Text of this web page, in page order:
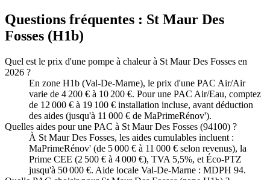
Questions fréquentes : St Maur Des
Fosses (H1b)
Quel est le prix d'une pompe à chaleur à St Maur Des Fosses en
2026 ?
En zone H1b (Val-De-Marne), le prix d'une PAC Air/Air
varie de 4 200 € à 10 200 €. Pour une PAC Air/Eau, comptez
de 12 000 € à 19 100 € installation incluse, avant déduction
des aides (jusqu'à 11 000 € de MaPrimeRénov').
Quelles aides pour une PAC à St Maur Des Fosses (94100) ?
À St Maur Des Fosses, les aides cumulables incluent :
MaPrimeRénov' (de 5 000 € à 11 000 € selon revenus), la
Prime CEE (2 500 € à 4 000 €), TVA 5,5%, et Éco-PTZ
jusqu'à 50 000 €. Aide locale Val-De-Marne : MDPH 94.